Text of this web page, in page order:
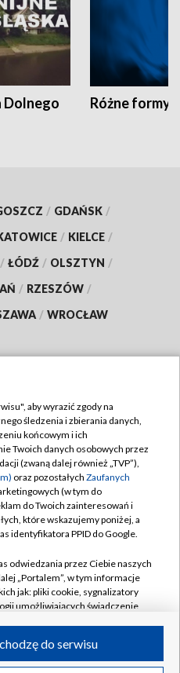
Dolnego
Różne formy
/ GDAŃSK /
/ KIELCE /
/ ŁÓDŹ / OLSZTYN /
/ RZESZÓW /
/ WROCŁAW
TVP
zgody
S.A. w likwidacji
aby wyrazić zgody na
śledzenia i zbierania danych,
końcowym i ich
Twoich danych osobowych przez
(zwaną dalej również „TVP”),
oraz pozostałych Zaufanych
(w tym do
do Twoich zainteresowań i
które wskazujemy poniżej, a
identyfikatora PPID do Google.
odwiedzania przez Ciebie naszych
„Portalem”, w tym informacje
jak: pliki cookie, sygnalizatory
umożliwiających świadczenie
do serwisu